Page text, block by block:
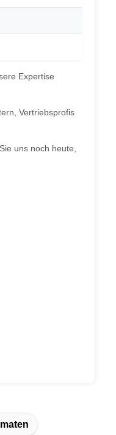
Expertise
Vertriebsprofis
uns noch heute,